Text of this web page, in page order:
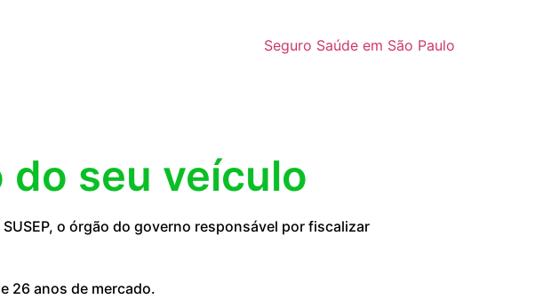
Seguro Saúde em São Paulo
seu veículo
o órgão do governo responsável por fiscalizar
26 anos de mercado.